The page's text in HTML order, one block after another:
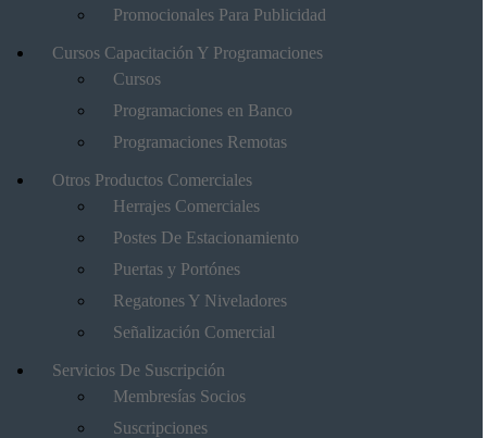
Promocionales Para Publicidad
Cursos Capacitación Y Programaciones
Cursos
Programaciones en Banco
Programaciones Remotas
Otros Productos Comerciales
Herrajes Comerciales
Postes De Estacionamiento
Puertas y Portónes
Regatones Y Niveladores
Señalización Comercial
Servicios De Suscripción
Membresías Socios
Suscripciones